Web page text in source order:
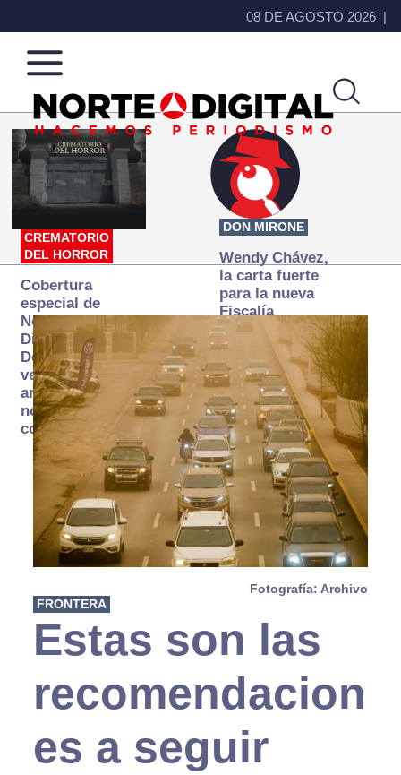
08 DE AGOSTO 2026
Norte
de
Ciudad
Más
que
noticias,
hacemos periodismo
CREMATORIO
DEL HORROR
Cobertura
especial de
Norte
Digital:
Donde la
verdad
arde… pero
no se
consume
DON MIRONE
Wendy Chávez,
la carta fuerte
para la nueva
Fiscalía
autónoma
Fotografía: Archivo
FRONTERA
Estas son las
recomendacion
es a seguir